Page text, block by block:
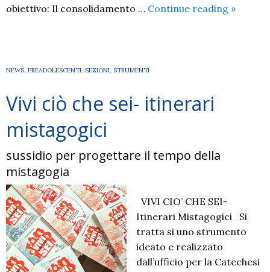
obiettivo: Il consolidamento … Continue reading »
NEWS, PREADOLESCENTI, SEZIONI, STRUMENTI
Vivi ciò che sei- itinerari
mistagogici
sussidio per progettare il tempo della
mistagogia
VIVI CIO’ CHE SEI-
Itinerari Mistagogici Si
tratta si uno strumento
ideato e realizzato
dall’ufficio per la Catechesi